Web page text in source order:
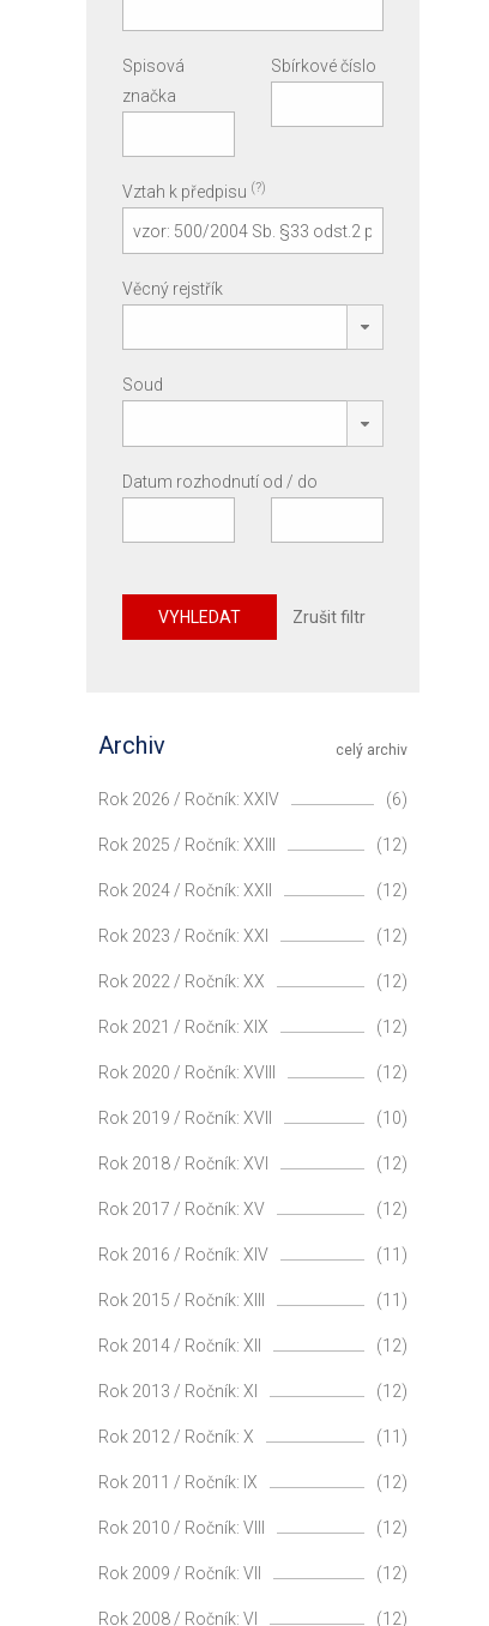
Spisová
značka
Sbírkové číslo
Vztah k předpisu (?)
Věcný rejstřík
Soud
Datum rozhodnutí od / do
VYHLEDAT Zrušit filtr
celý archiv
Archiv
Rok 2026 / Ročník: XXIV (6)
Rok 2025 / Ročník: XXIII (12)
Rok 2024 / Ročník: XXII (12)
Rok 2023 / Ročník: XXI (12)
Rok 2022 / Ročník: XX (12)
Rok 2021 / Ročník: XIX (12)
Rok 2020 / Ročník: XVIII (12)
Rok 2019 / Ročník: XVII (10)
Rok 2018 / Ročník: XVI (12)
Rok 2017 / Ročník: XV (12)
Rok 2016 / Ročník: XIV (11)
Rok 2015 / Ročník: XIII (11)
Rok 2014 / Ročník: XII (12)
Rok 2013 / Ročník: XI (12)
Rok 2012 / Ročník: X (11)
Rok 2011 / Ročník: IX (12)
Rok 2010 / Ročník: VIII (12)
Rok 2009 / Ročník: VII (12)
Rok 2008 / Ročník: VI (12)